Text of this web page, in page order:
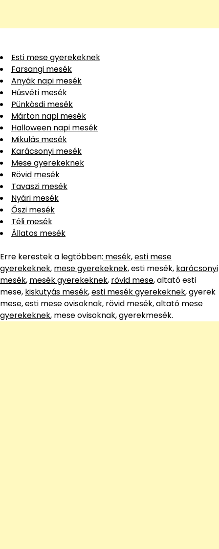
Esti mese gyerekeknek
Farsangi mesék
Anyák napi mesék
Húsvéti mesék
Pünkösdi mesék
Márton napi mesék
Halloween napi mesék
Mikulás mesék
Karácsonyi mesék
Mese gyerekeknek
Rövid mesék
Tavaszi mesék
Nyári mesék
Őszi mesék
Téli mesék
Állatos mesék
Erre kerestek a legtöbben: mesék,esti mese
gyerekeknek, mese gyerekeknek,esti mesék, karácsonyi
mesék, mesék gyerekeknek, rövid mese, altató esti
mese, kiskutyás mesék,esti mesék gyerekeknek, gyerek
mese,esti mese ovisoknak, rövid mesék,altató mese
gyerekeknek, mese ovisoknak, gyerekmesék.